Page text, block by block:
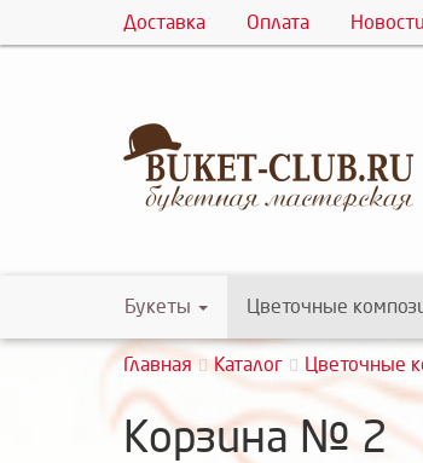
Доставка Оплата Новости
Букеты Цветочные
Главная Каталог Цветочные
Корзина № 2